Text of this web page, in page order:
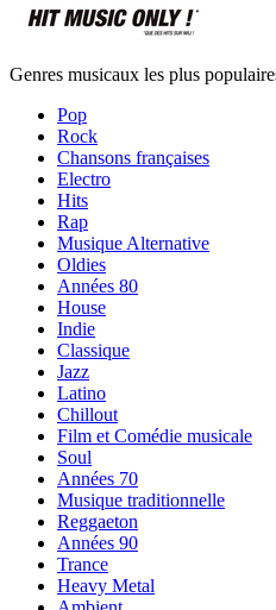
Genres musicaux les plus
Pop
Rock
Chansons françaises
Electro
Hits
Rap
Musique Alternative
Oldies
Années 80
House
Indie
Classique
Jazz
Latino
Chillout
Film et Comédie musicale
Soul
Années 70
Musique traditionnelle
Reggaeton
Années 90
Trance
Heavy Metal